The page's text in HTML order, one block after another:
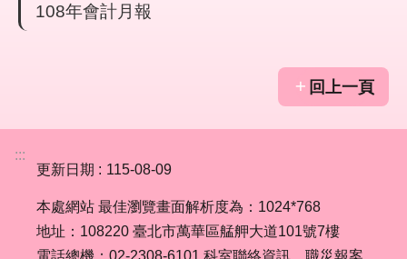
上
絡
訊
相
關
108年會計月報
回上一頁
:::
更新日期
115-08-09
本處網站 最佳瀏覽畫面解析度為：1024*768
地址：108220 臺北市萬華區艋舺大道101號7樓
電話總機：02-2308-6101 科室聯絡資訊 職災報案